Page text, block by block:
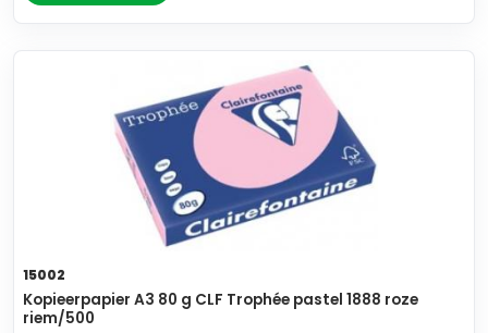
15002
Kopieerpapier A3 80 g CLF Trophée pastel 1888 roze
riem/500